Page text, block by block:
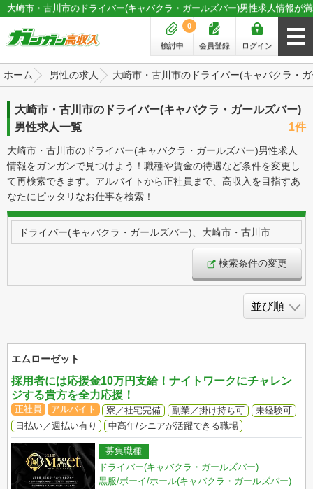
大崎市・古川市のドライバー(キャバクラ・ガールズバー)男性求人情報が
ログイン
会員登録
検討中
0
ホーム 男性の求人 大崎市・古川市のドライバー(キャバクラ・
大崎市・古川市のドライバー(キャバクラ・ガールズバー)
男性求人一覧
1件
大崎市・古川市のドライバー(キャバクラ・ガールズバー)男性求人
情報をガンガンで見つけよう！職種や賃金の待遇など条件を変更し
て再検索できます。アルバイトから正社員まで、高収入を目指すあ
なたにピッタリなお仕事を検索！
ドライバー(キャバクラ・ガールズバー)、大崎市・古川市
検索条件の変更
エムローゼット
採用者には応援金10万円支給！ナイトワークにチャレン
ジする貴方を全力応援！
正社員 アルバイト 寮／社宅完備 副業／掛け持ち可
未経験可
日払い／週払い有り
中高年/シニアが活躍できる職場
募集職種
ドライバー(キャバクラ・ガールズバー)
黒服/ボーイ/ホール(キャバクラ・ガールズバー)